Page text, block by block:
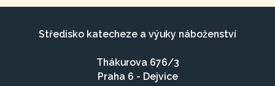
Středisko katecheze a výuky náboženství
Thákurova 676/3
Praha 6 - Dejvice